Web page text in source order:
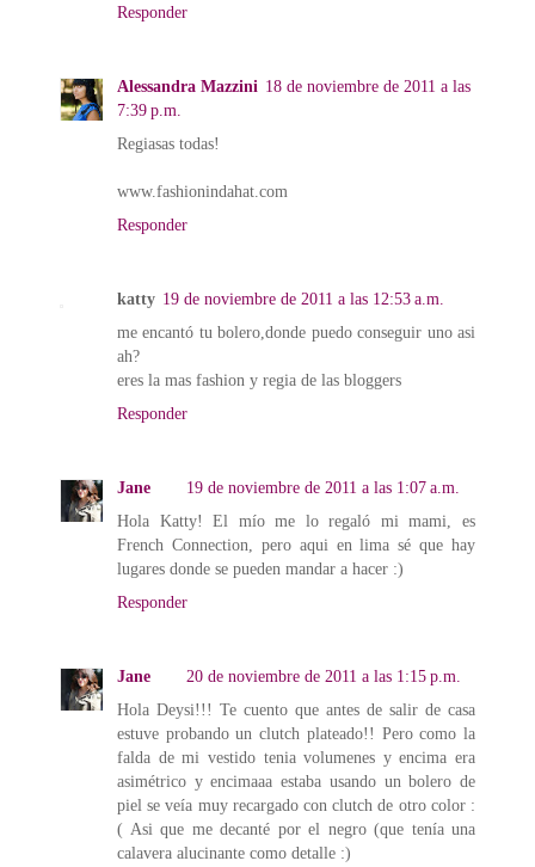
Responder
Alessandra Mazzini 18 de noviembre de 2011 a las
7:39 p.m.
Regiasas todas!
www.fashionindahat.com
Responder
katty 19 de noviembre de 2011 a las 12:53 a.m.
me encantó tu bolero,donde puedo conseguir uno asi
ah?
eres la mas fashion y regia de las bloggers
Responder
Jane
19 de noviembre de 2011 a las 1:07 a.m.
Hola Katty! El mío me lo regaló mi mami, es
French Connection, pero aqui en lima sé que hay
lugares donde se pueden mandar a hacer :)
Responder
Jane
20 de noviembre de 2011 a las 1:15 p.m.
Hola Deysi!!! Te cuento que antes de salir de casa
estuve probando un clutch plateado!! Pero como la
falda de mi vestido tenia volumenes y encima era
asimétrico y encimaaa estaba usando un bolero de
piel se veía muy recargado con clutch de otro color :
( Asi que me decanté por el negro (que tenía una
calavera alucinante como detalle :)